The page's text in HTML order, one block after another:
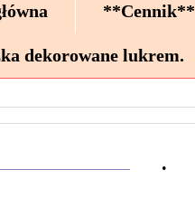
**Cennik**
dekorowane lukrem.
.